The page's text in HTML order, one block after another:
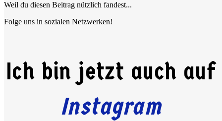
Weil du diesen Beitrag nützlich fandest...
Folge uns in sozialen Netzwerken!
Ich bin jetzt auch auf
Instagram